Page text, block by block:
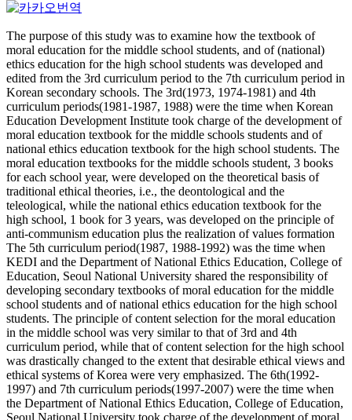
The purpose of this study was to examine how the textbook of
moral education for the middle school students, and of (national)
ethics education for the high school students was developed and
edited from the 3rd curriculum period to the 7th curriculum period in
Korean secondary schools. The 3rd(1973, 1974-1981) and 4th
curriculum periods(1981-1987, 1988) were the time when Korean
Education Development Institute took charge of the development of
moral education textbook for the middle schools students and of
national ethics education textbook for the high school students. The
moral education textbooks for the middle schools student, 3 books
for each school year, were developed on the theoretical basis of
traditional ethical theories, i.e., the deontological and the
teleological, while the national ethics education textbook for the
high school, 1 book for 3 years, was developed on the principle of
anti-communism education plus the realization of values formation
The 5th curriculum period(1987, 1988-1992) was the time when
KEDI and the Department of National Ethics Education, College of
Education, Seoul National University shared the responsibility of
developing secondary textbooks of moral education for the middle
school students and of national ethics education for the high school
students. The principle of content selection for the moral education
in the middle school was very similar to that of 3rd and 4th
curriculum period, while that of content selection for the high school
was drastically changed to the extent that desirable ethical views and
ethical systems of Korea were very emphasized. The 6th(1992-
1997) and 7th curriculum periods(1997-2007) were the time when
the Department of National Ethics Education, College of Education,
Seoul National University took charge of the development of moral